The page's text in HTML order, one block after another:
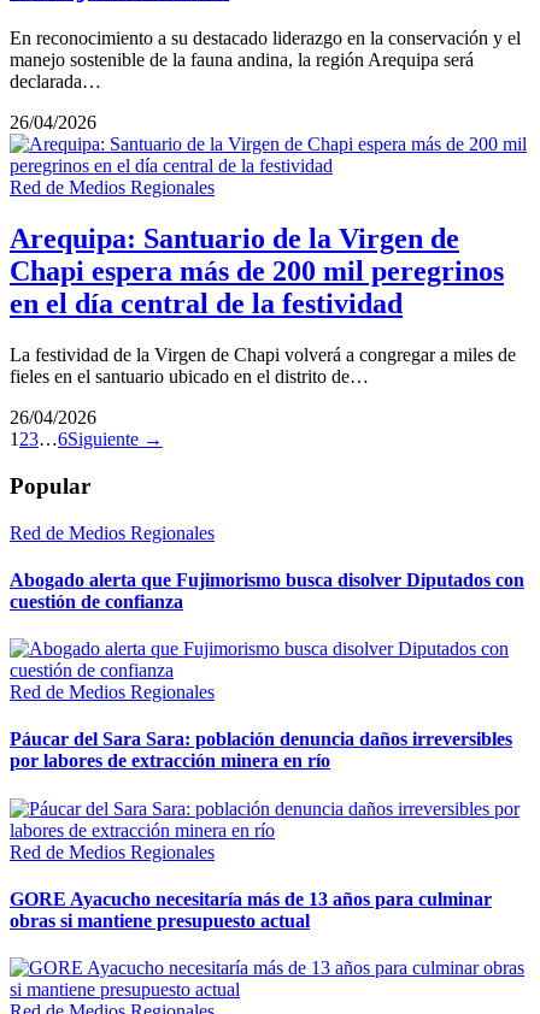
En reconocimiento a su destacado liderazgo en la conservación y el
manejo sostenible de la fauna andina, la región Arequipa será
declarada…
26/04/2026
Red de Medios Regionales
Arequipa: Santuario de la Virgen de
Chapi espera más de 200 mil peregrinos
en el día central de la festividad
La festividad de la Virgen de Chapi volverá a congregar a miles de
fieles en el santuario ubicado en el distrito de…
26/04/2026
1 23…6Siguiente →
Popular
Red de Medios Regionales
Abogado alerta que Fujimorismo busca disolver Diputados con
cuestión de confianza
Red de Medios Regionales
Páucar del Sara Sara: población denuncia daños irreversibles
por labores de extracción minera en río
Red de Medios Regionales
GORE Ayacucho necesitaría más de 13 años para culminar
obras si mantiene presupuesto actual